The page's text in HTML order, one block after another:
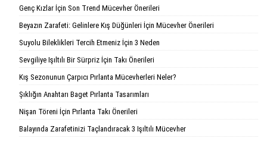
Genç Kızlar İçin Son Trend Mücevher Önerileri
Beyazın Zarafeti: Gelinlere Kış Düğünleri İçin Mücevher Önerileri
Suyolu Bileklikleri Tercih Etmeniz İçin 3 Neden
Sevgiliye Işıltılı Bir Sürpriz İçin Takı Önerileri
Kış Sezonunun Çarpıcı Pırlanta Mücevherleri Neler?
Şıklığın Anahtarı Baget Pırlanta Tasarımları
Nişan Töreni İçin Pırlanta Takı Önerileri
Balayında Zarafetinizi Taçlandıracak 3 Işıltılı Mücevher